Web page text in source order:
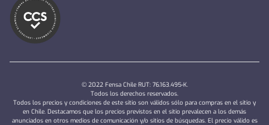
© 2022 Fensa Chile RUT: 76.163.495-K.
Todos los derechos reservados.
Todos los precios y condiciones de este sitio son válidos sólo para compras en el sitio y
en Chile. Destacamos que los precios previstos en el sitio prevalecen a los demás
anunciados en otros medios de comunicación y/o sitios de búsquedas. El precio válido es